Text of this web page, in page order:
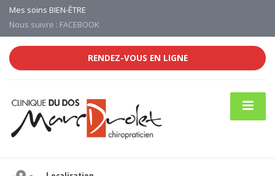
Mes soins BIEN-ÊTRE
Nous suivre : FACEBOOK
RENDEZ-VOUS EN LIGNE